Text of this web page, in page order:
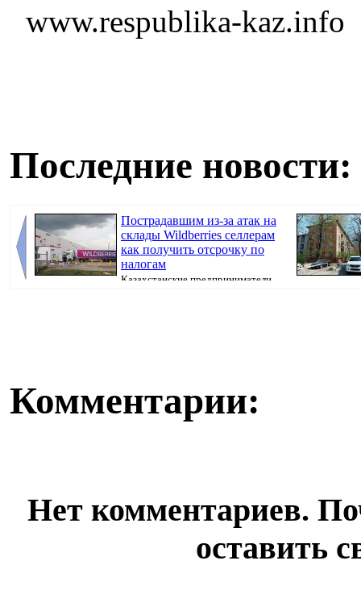
www.respublika-kaz.info
Последние новости:
Пострадавшим из-за атак на
склады Wildberries селлерам
как получить отсрочку по
налогам
Казахстанские предприниматели,
Комментарии:
Нет комментариев.
оставить